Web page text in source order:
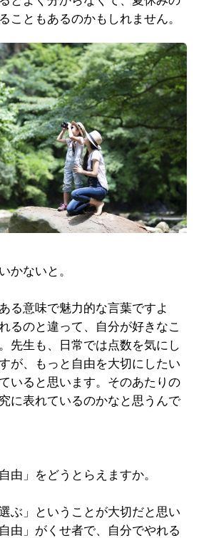
こともあるのかもしれません。
ないと。
る意味で魅力的な言葉ですよ
るのと違って、自分が好きなこ
先生も、日常では点数を気にし
が、もっと自由を大切にしたい
いると思います。そのあたりの
に表れているのかなと思うんで
」をどうとらえますか。
ぶ」ということが大切だと思い
由」がくせ者で、自分でやれる